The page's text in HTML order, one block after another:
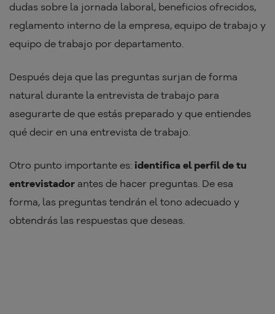
dudas sobre la jornada laboral, beneficios ofrecidos,
reglamento interno de la empresa, equipo de trabajo y
equipo de trabajo por departamento.
Después deja que las preguntas surjan de forma
natural durante la entrevista de trabajo para
asegurarte de que estás preparado y que entiendes
qué decir en una entrevista de trabajo.
Otro punto importante es: identifica el perfil de tu
entrevistador antes de hacer preguntas. De esa
forma, las preguntas tendrán el tono adecuado y
obtendrás las respuestas que deseas.